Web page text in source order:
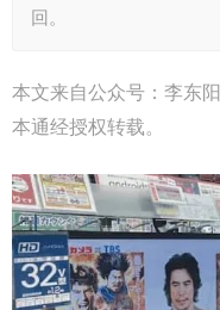
回。
本文来自公众号：李东
本通经授权转载。